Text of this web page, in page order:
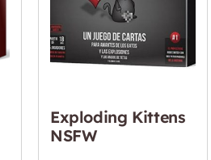
Exploding Kittens
NSFW